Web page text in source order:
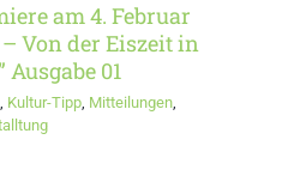
am 4. Februar
Von der Eiszeit in
01
, Kultur-Tipp, Mitteilungen,